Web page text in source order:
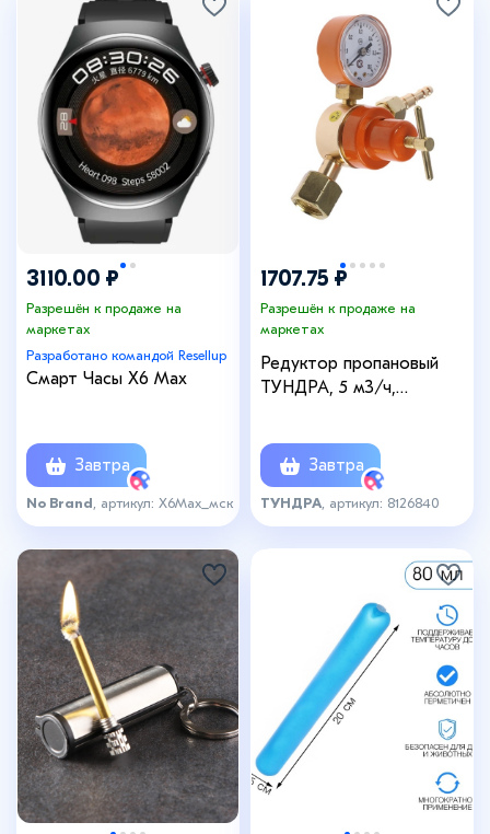
3110.00 ₽
Разрешён к продаже на
маркетах
Разработано командой Resellup
Смарт Часы X6 Max
Завтра
No Brand , артикул: X6Max_мск
1707.75 ₽
Разрешён к продаже на
маркетах
Редуктор пропановый
ТУНДРА, 5 м3/ч,
Завтра
ТУНДРА , артикул: 8126840